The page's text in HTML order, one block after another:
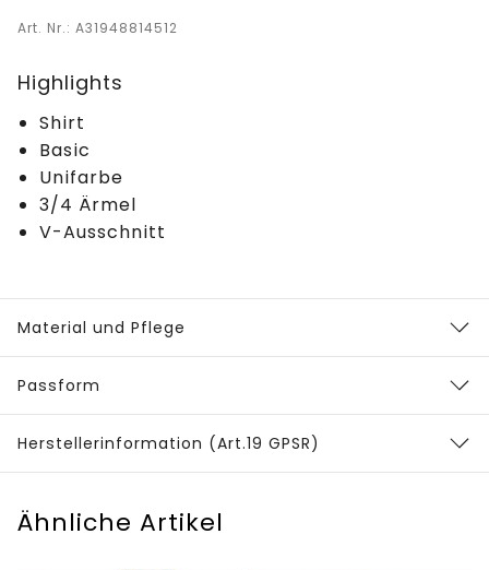
Art. Nr.: A31948814512
Highlights
Shirt
Basic
Unifarbe
3/4 Ärmel
V-Ausschnitt
Material und Pflege
Passform
Herstellerinformation (Art.19 GPSR)
Ähnliche Artikel